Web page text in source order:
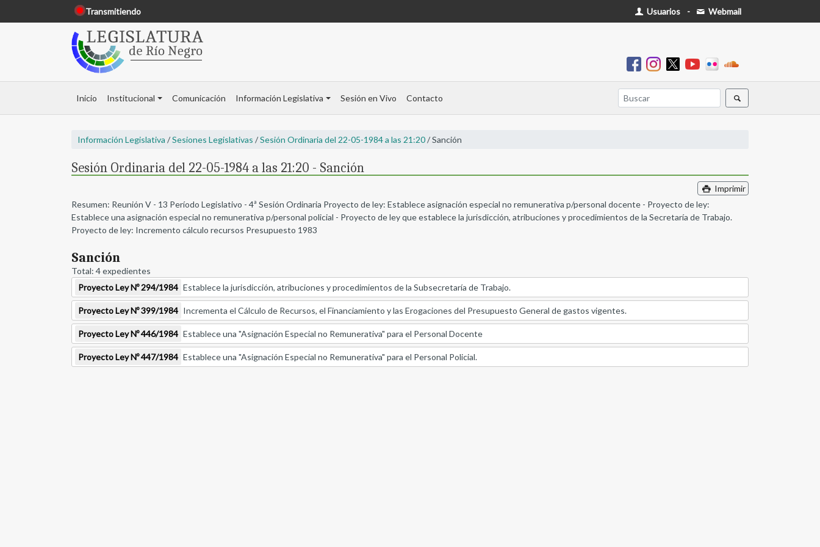
Transmitiendo Usuarios - Webmail
Inicio Institucional Comunicación Información Legislativa Sesión en Vivo Contacto
Información Legislativa /Sesiones Legislativas /Sesión Ordinaria del 22-05-1984 a las 21:20/ Sanción
Sesión Ordinaria del 22-05-1984 a las 21:20 - Sanción
Imprimir
Resumen: Reunión V - 13 Período Legislativo - 4ª Sesión Ordinaria Proyecto de ley: Establece asignación especial no remunerativa p/personal docente - Proyecto de ley:
Establece una asignación especial no remunerativa p/personal policial - Proyecto de ley que establece la jurisdicción, atribuciones y procedimientos de la Secretaría de Trabajo.
Proyecto de ley: Incremento cálculo recursos Presupuesto 1983
Sanción
Total: 4 expedientes
Proyecto Ley Nº 294/1984 Establece la jurisdicción, atribuciones y procedimientos de la Subsecretaría de Trabajo.
Proyecto Ley Nº 399/1984 Incrementa el Cálculo de Recursos, el Financiamiento y las Erogaciones del Presupuesto General de gastos vigentes.
Proyecto Ley Nº 446/1984 Establece una "Asignación Especial no Remunerativa" para el Personal Docente
Proyecto Ley Nº 447/1984 Establece una "Asignación Especial no Remunerativa" para el Personal Policial.